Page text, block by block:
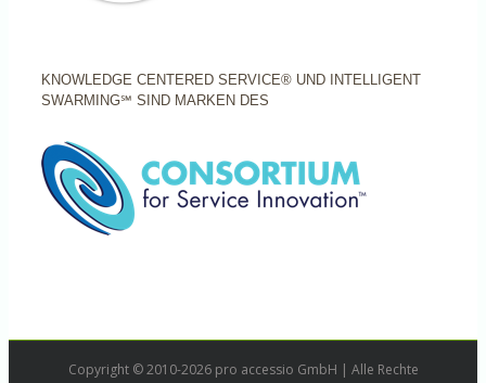
KNOWLEDGE CENTERED SERVICE® UND INTELLIGENT
SWARMING℠ SIND MARKEN DES
Copyright © 2010-2026 pro accessio GmbH | Alle Rechte